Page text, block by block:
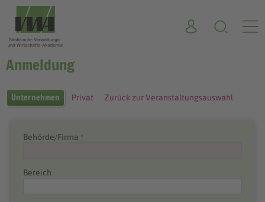
Anmeldung
Unternehmen Privat Zurück zur Veranstaltungsauswahl
Behörde/Firma *
Bereich